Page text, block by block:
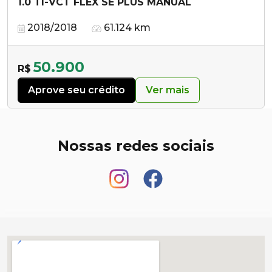
2018/2018 61.124 km
R$ 50.900
Aprove seu crédito Ver mais
Nossas redes sociais